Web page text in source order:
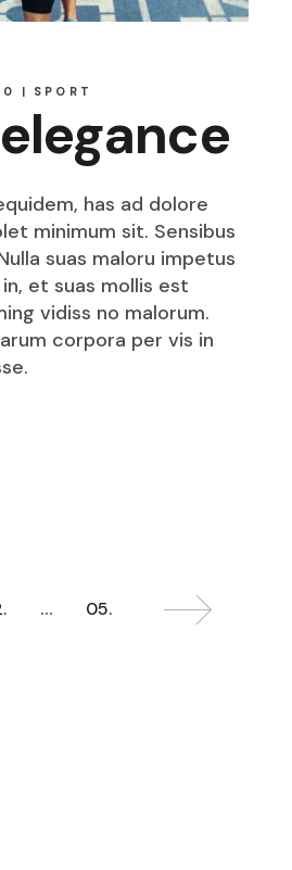
SPORT
has ad dolore
minimum sit. Sensibus
suas maloru impetus
et suas mollis est
vidiss no malorum.
corpora per vis in
… 05.